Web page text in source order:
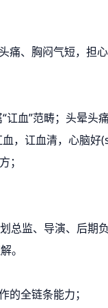
痛、胸闷气短，担
讧血”范畴；头晕头
，讧血清，心脑好
；
总监、导演、后
。
的全链条能力；